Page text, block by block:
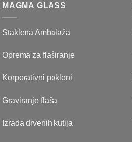
MAGMA GLASS
Staklena Ambalaža
Oprema za flaširanje
Korporativni pokloni
Graviranje flaša
Izrada drvenih kutija